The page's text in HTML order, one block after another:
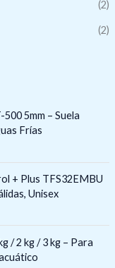
(2)
(2)
5mm – Suela
Frías
+ Plus TFS32EMBU
Unisex
/ 2 kg / 3 kg – Para